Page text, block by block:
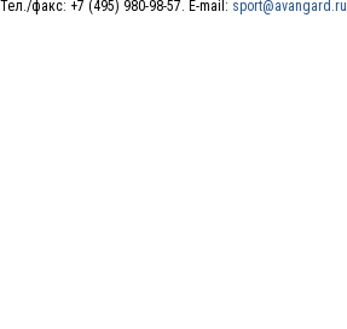
Тел./факс: +7 (495) 980-98-57. E-mail: sport@avangard.ru